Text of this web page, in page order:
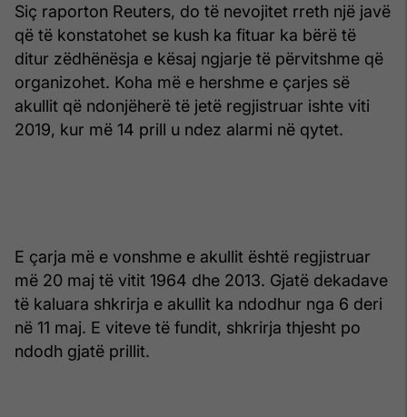
Siç raporton Reuters, do të nevojitet rreth një javë
që të konstatohet se kush ka fituar ka bërë të
ditur zëdhënësja e kësaj ngjarje të përvitshme që
organizohet. Koha më e hershme e çarjes së
akullit që ndonjëherë të jetë regjistruar ishte viti
2019, kur më 14 prill u ndez alarmi në qytet.
E çarja më e vonshme e akullit është regjistruar
më 20 maj të vitit 1964 dhe 2013. Gjatë dekadave
të kaluara shkrirja e akullit ka ndodhur nga 6 deri
në 11 maj. E viteve të fundit, shkrirja thjesht po
ndodh gjatë prillit.